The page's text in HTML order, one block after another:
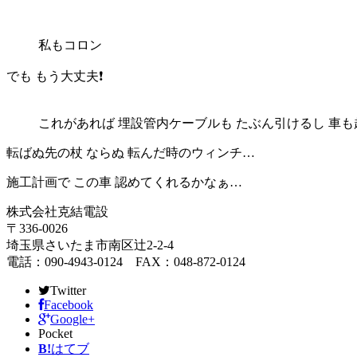
私もコロン
でも もう大丈夫❗️
これがあれば 埋設管内ケーブルも たぶん引けるし 車
転ばぬ先の杖 ならぬ 転んだ時のウィンチ…
施工計画で この車 認めてくれるかなぁ…
株式会社克結電設
〒336-0026
埼玉県さいたま市南区辻2-2-4
電話：090-4943-0124 FAX：048-872-0124
Twitter
Facebook
Google+
Pocket
B!はてブ